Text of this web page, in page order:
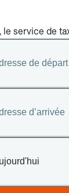
le service de